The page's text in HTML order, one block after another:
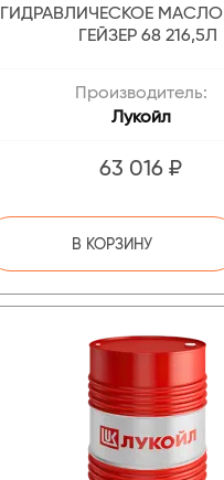
ГИДРАВЛИЧЕСКОЕ
ГЕЙЗЕР 68 216,5Л
Производитель:
Лукойл
63 016 ₽
В КОРЗИНУ